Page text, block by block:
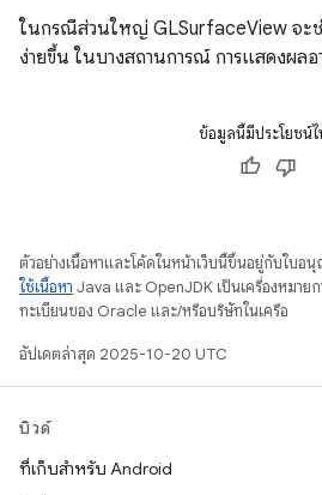
ในกรณีส่วนใหญ่ GLSurfaceView จะช่
ง่ายขึ้น ในบางสถานการณ์ การแสดงผลอ
ข้อมูลนี้มีประโยชน์
ตัวอย่างเนื้อหาและโค้ดในหน้าเว็บนี้ขึ้นอยู่กับใบอ
ใช้เนื้อหา Java และ OpenJDK เป็นเครื่องหมายก
ทะเบียนของ Oracle และ/หรือบริษัทในเครือ
อัปเดตล่าสุด 2025-10-20 UTC
บิวด์
ที่เก็บสำหรับ Android